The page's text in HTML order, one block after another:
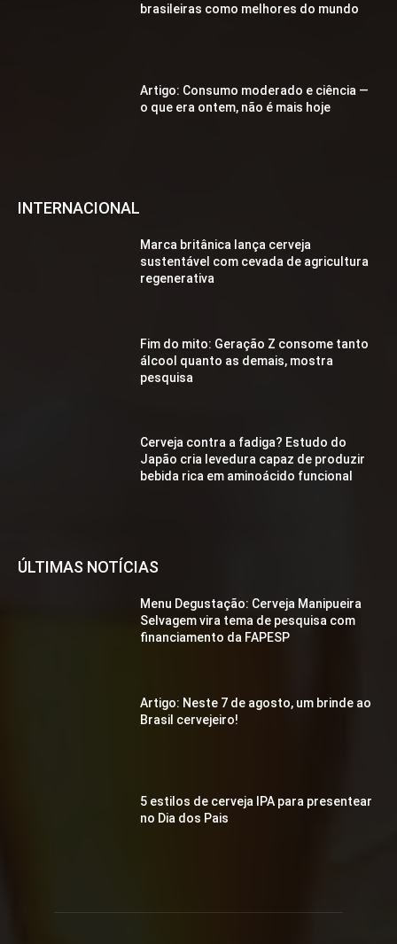
brasileiras como melhores do mundo
Artigo: Consumo moderado e ciência —
o que era ontem, não é mais hoje
INTERNACIONAL
Marca britânica lança cerveja
sustentável com cevada de agricultura
regenerativa
Fim do mito: Geração Z consome tanto
álcool quanto as demais, mostra
pesquisa
Cerveja contra a fadiga? Estudo do
Japão cria levedura capaz de produzir
bebida rica em aminoácido funcional
ÚLTIMAS NOTÍCIAS
Menu Degustação: Cerveja Manipueira
Selvagem vira tema de pesquisa com
financiamento da FAPESP
Artigo: Neste 7 de agosto, um brinde ao
Brasil cervejeiro!
5 estilos de cerveja IPA para presentear
no Dia dos Pais